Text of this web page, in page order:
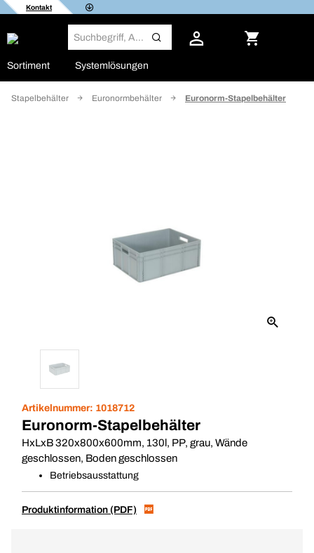
Kontakt
Sortiment Systemlösungen
Stapelbehälter Euronormbehälter Euronorm-Stapelbehälter
Artikelnummer: 1018712
Euronorm-Stapelbehälter
HxLxB 320x800x600mm, 130l, PP, grau, Wände
geschlossen, Boden geschlossen
Betriebsausstattung
Produktinformation (PDF)